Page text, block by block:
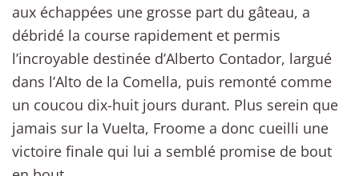
aux échappées une grosse part du gâteau, a
débridé la course rapidement et permis
l’incroyable destinée d’Alberto Contador, largué
dans l’Alto de la Comella, puis remonté comme
un coucou dix-huit jours durant. Plus serein que
jamais sur la Vuelta, Froome a donc cueilli une
victoire finale qui lui a semblé promise de bout